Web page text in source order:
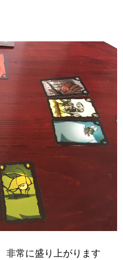
非常に盛り上がります